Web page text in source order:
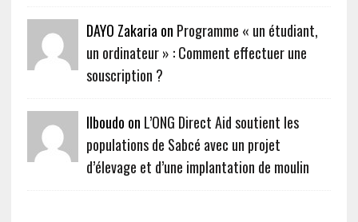
DAYO Zakaria on Programme « un étudiant,
un ordinateur » : Comment effectuer une
souscription ?
Ilboudo on L’ONG Direct Aid soutient les
populations de Sabcé avec un projet
d’élevage et d’une implantation de moulin